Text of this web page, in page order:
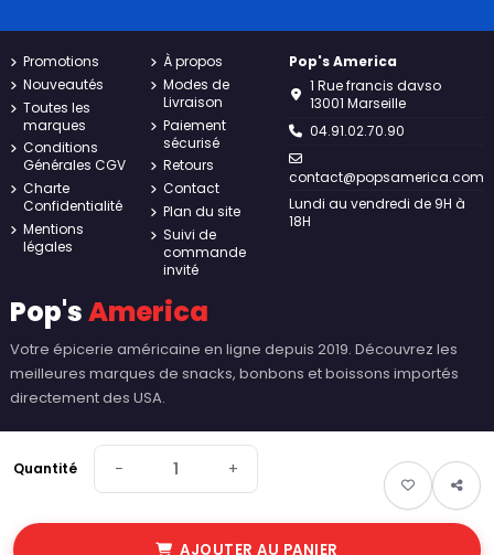
Quantité − +
AJOUTER AU PANIER
Promotions
Nouveautés
Toutes les
marques
Conditions
Générales CGV
Charte
Confidentialité
Mentions
légales
À propos
Modes de
Livraison
Paiement
sécurisé
Retours
Contact
Plan du site
Suivi de
commande
invité
Pop's America
1 Rue francis davso
13001 Marseille
04.91.02.70.90
contact@popsamerica.com
Lundi au vendredi de 9H à
18H
Pop'sAmerica
Votre épicerie américaine en ligne depuis 2019. Découvrez les
meilleures marques de snacks, bonbons et boissons importés
directement des USA.